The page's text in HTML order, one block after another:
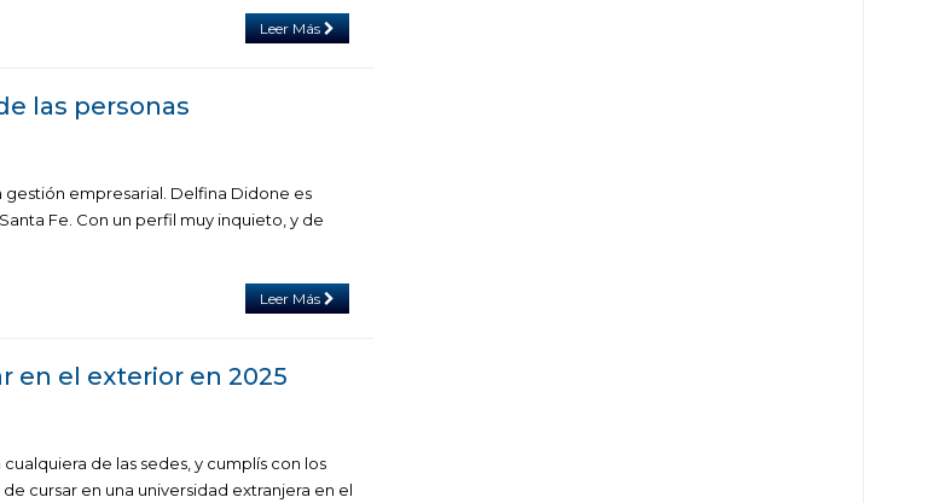
Leer Más
las personas
empresarial. Delfina Didone es
Fe. Con un perfil muy inquieto, y de
Leer Más
en el exterior en 2025
de las sedes, y cumplís con los
cursar en una universidad extranjera en el